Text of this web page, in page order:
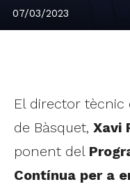
07/03/2023
El director tècnic
de Bàsquet, Xavi
ponent del
Contínua per a